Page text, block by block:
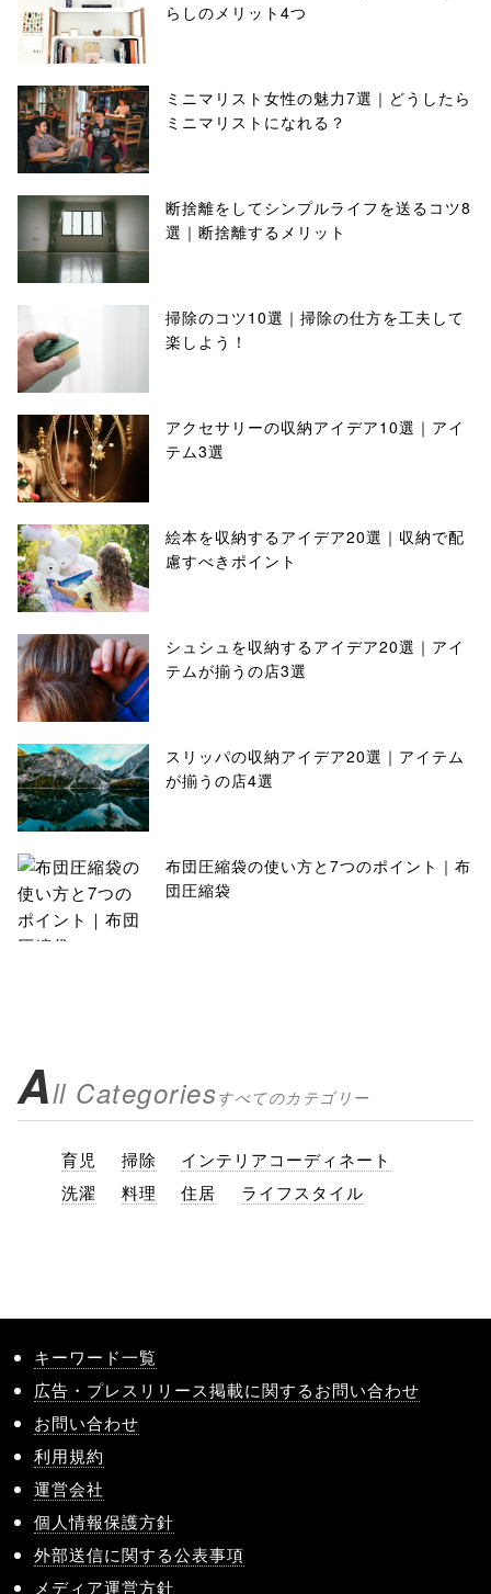
らしのメリット4つ
ミニマリスト女性の魅力7選｜どうしたら
ミニマリストになれる？
断捨離をしてシンプルライフを送るコツ8
選｜断捨離するメリット
掃除のコツ10選｜掃除の仕方を工夫して
楽しよう！
アクセサリーの収納アイデア10選｜アイ
テム3選
絵本を収納するアイデア20選｜収納で配
慮すべきポイント
シュシュを収納するアイデア20選｜アイ
テムが揃うの店3選
スリッパの収納アイデア20選｜アイテム
が揃うの店4選
布団圧縮袋の使い方と7つのポイント｜布
団圧縮袋
All Categoriesすべてのカテゴリー
育児 掃除
インテリアコーディネート
洗濯
料理 住居 ライフスタイル
キーワード一覧
広告・プレスリリース掲載に関するお問い合わせ
お問い合わせ
利用規約
運営会社
個人情報保護方針
外部送信に関する公表事項
メディア運営方針